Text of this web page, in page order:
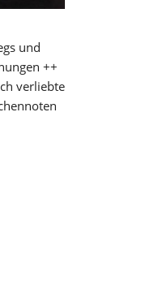
und
++
verliebte